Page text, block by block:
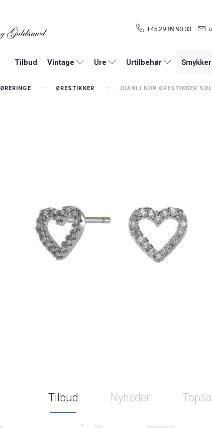
+45 29 89 90 03
Tilbud Vintage Ure Urtilbehør Smykker
ØRERINGE ØRESTIKKER JOANLI NOR ØRESTIKKER
Tilbud Nyheder